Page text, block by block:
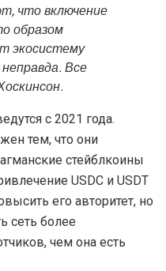
что включение
образом
экосистему
Все
с 2021 года.
тем, что они
стейблкоины
USDC и USDT
его авторитет, но
сеть более
чем она есть